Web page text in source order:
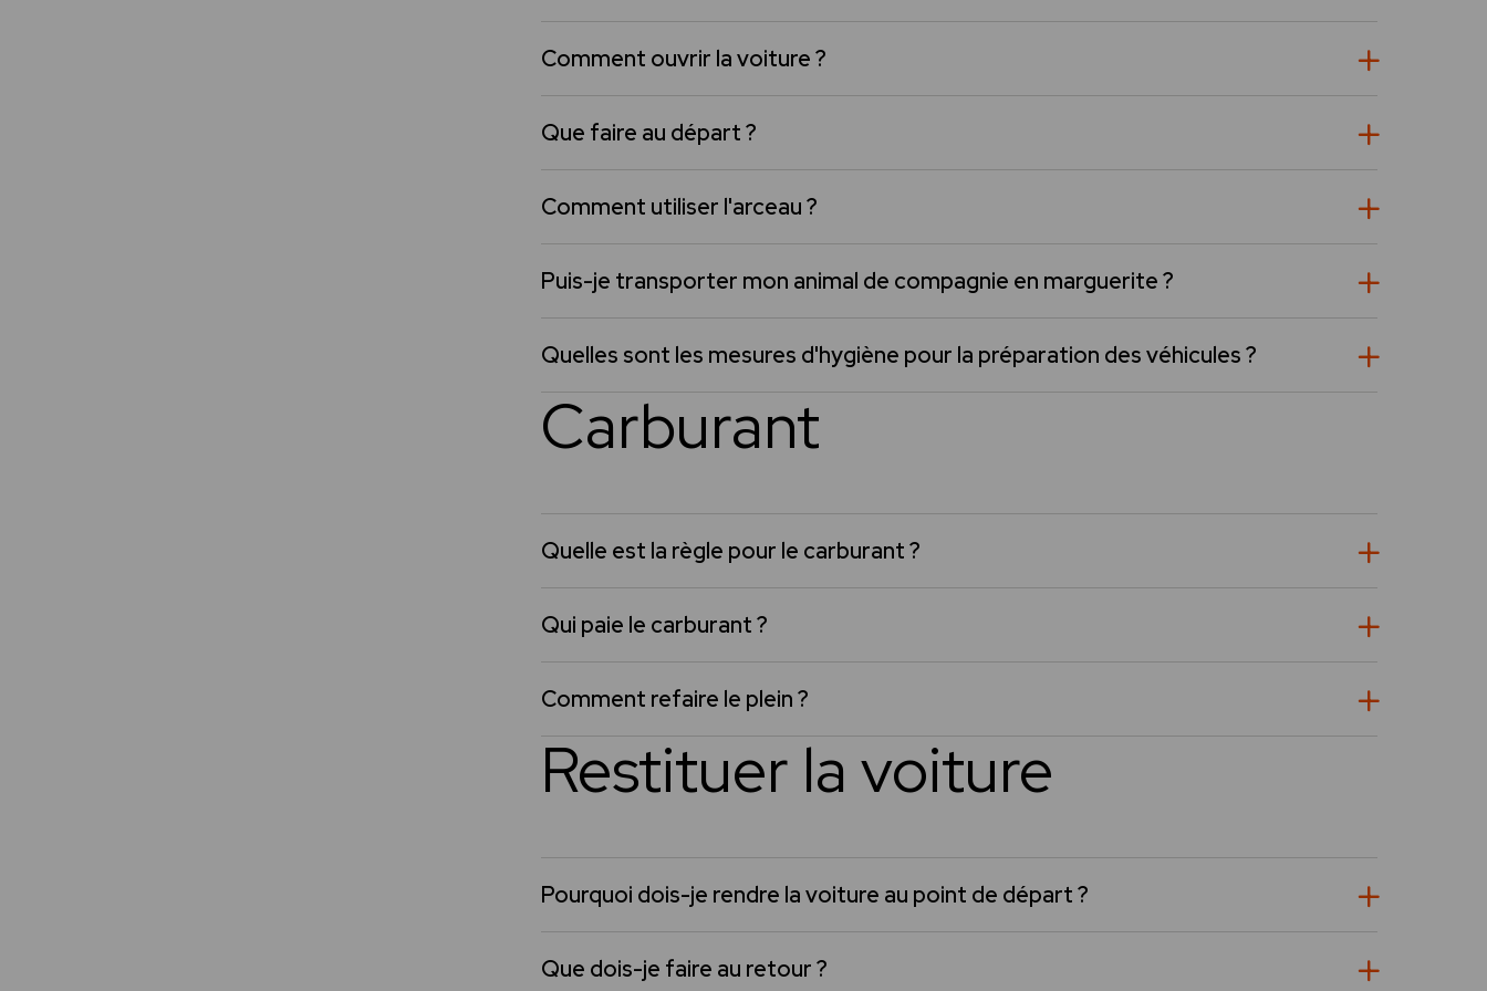
Comment ouvrir la voiture ?
Que faire au départ ?
Comment utiliser l'arceau ?
Puis-je transporter mon animal de compagnie en marguerite ?
Quelles sont les mesures d'hygiène pour la préparation des véhicules ?
Carburant
Quelle est la règle pour le carburant ?
Qui paie le carburant ?
Comment refaire le plein ?
Restituer la voiture
Pourquoi dois-je rendre la voiture au point de départ ?
Que dois-je faire au retour ?